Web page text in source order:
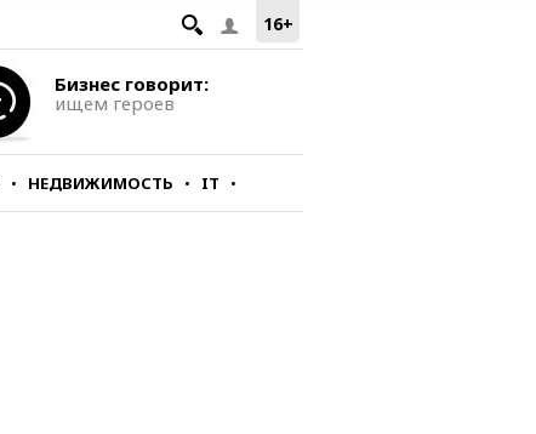
16+
Бизнес говорит:
ищем героев
НЕДВИЖИМОСТЬ IT